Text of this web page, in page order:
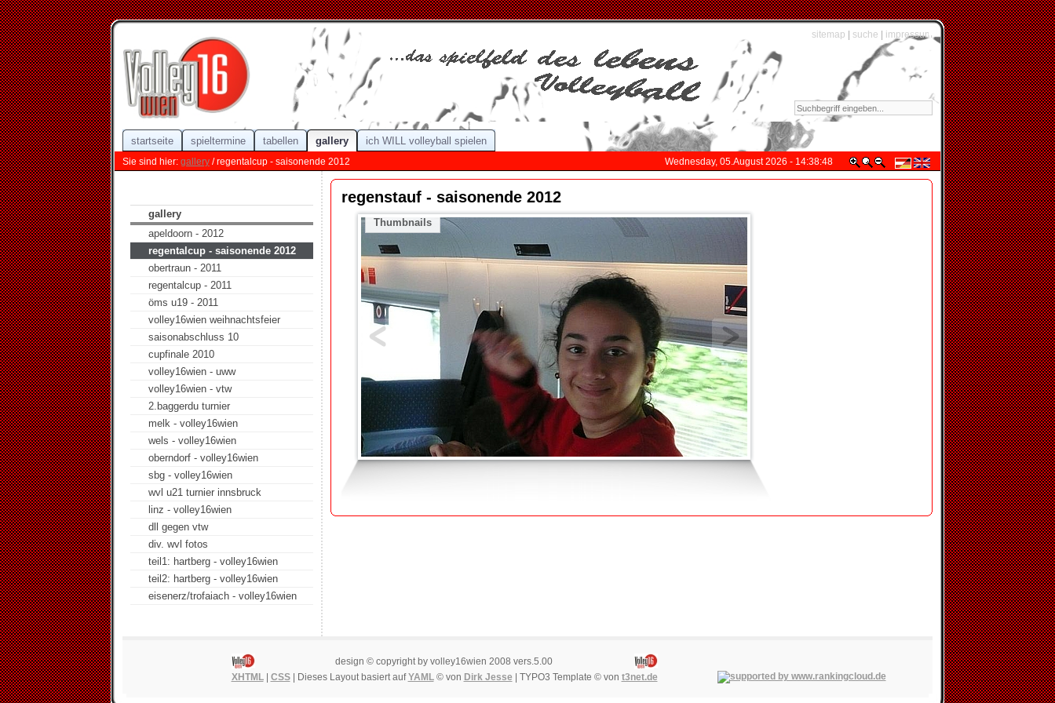
sitemap suche impressum
startseite spieltermine tabellen gallery ich WILL volleyball spielen
Sie sind hier: gallery/ regentalcup - saisonende 2012 Wednesday, 05.August 2026 - 14:38:48
gallery
apeldoorn - 2012
regentalcup - saisonende 2012
obertraun - 2011
regentalcup - 2011
öms u19 - 2011
volley16wien weihnachtsfeier
saisonabschluss 10
cupfinale 2010
volley16wien - uww
volley16wien - vtw
2.baggerdu turnier
melk - volley16wien
wels - volley16wien
oberndorf - volley16wien
sbg - volley16wien
wvl u21 turnier innsbruck
linz - volley16wien
dll gegen vtw
div. wvl fotos
teil1: hartberg - volley16wien
teil2: hartberg - volley16wien
eisenerz/trofaiach - volley16wien
regenstauf - saisonende 2012
Thumbnails
design © copyright by volley16wien 2008 vers.5.00
XHTML| CSS| Dieses Layout basiert aufYAML© von Dirk Jesse | TYPO3 Template © von t3net.de